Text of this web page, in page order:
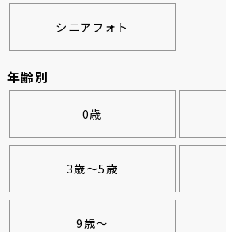
シニアフォト
年齢別
0歳
3歳～5歳
9歳～